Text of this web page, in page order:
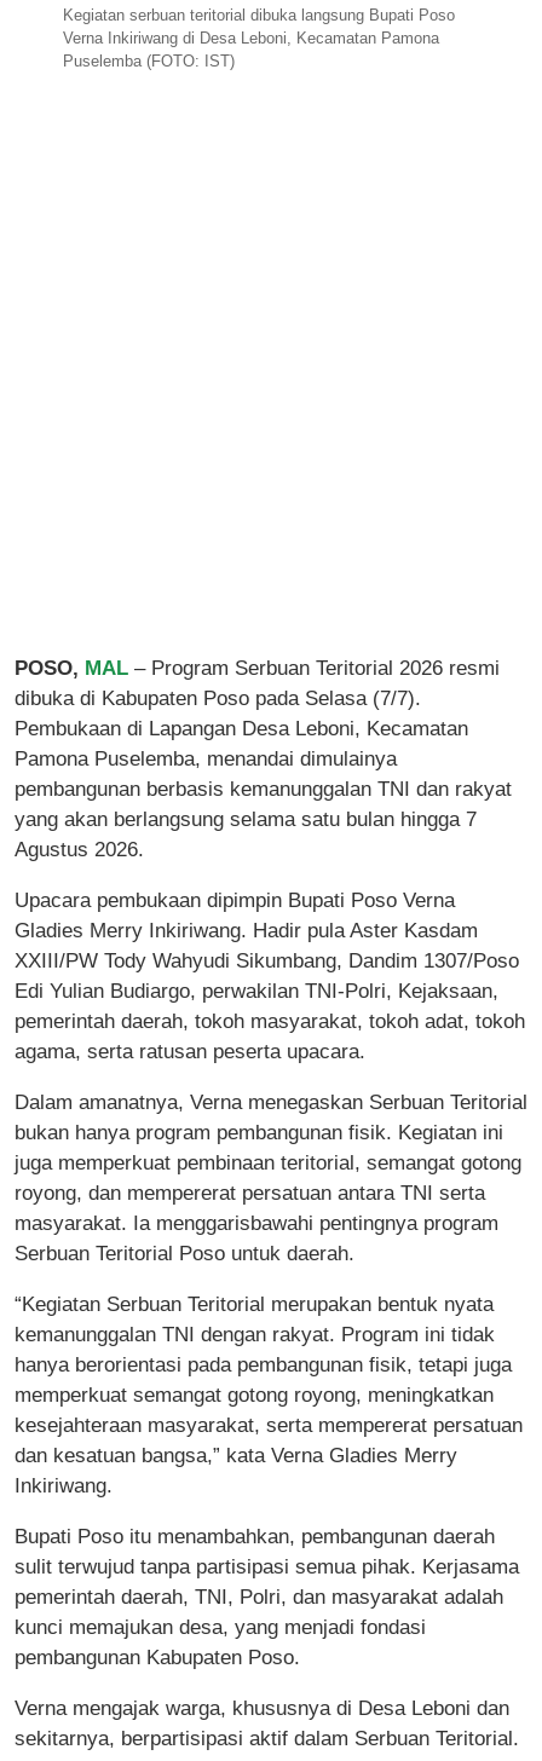
Kegiatan serbuan teritorial dibuka langsung Bupati Poso
Verna Inkiriwang di Desa Leboni, Kecamatan Pamona
Puselemba (FOTO: IST)
POSO, MAL – Program Serbuan Teritorial 2026 resmi
dibuka di Kabupaten Poso pada Selasa (7/7).
Pembukaan di Lapangan Desa Leboni, Kecamatan
Pamona Puselemba, menandai dimulainya
pembangunan berbasis kemanunggalan TNI dan rakyat
yang akan berlangsung selama satu bulan hingga 7
Agustus 2026.
Upacara pembukaan dipimpin Bupati Poso Verna
Gladies Merry Inkiriwang. Hadir pula Aster Kasdam
XXIII/PW Tody Wahyudi Sikumbang, Dandim 1307/Poso
Edi Yulian Budiargo, perwakilan TNI-Polri, Kejaksaan,
pemerintah daerah, tokoh masyarakat, tokoh adat, tokoh
agama, serta ratusan peserta upacara.
Dalam amanatnya, Verna menegaskan Serbuan Teritorial
bukan hanya program pembangunan fisik. Kegiatan ini
juga memperkuat pembinaan teritorial, semangat gotong
royong, dan mempererat persatuan antara TNI serta
masyarakat. Ia menggarisbawahi pentingnya program
Serbuan Teritorial Poso untuk daerah.
“Kegiatan Serbuan Teritorial merupakan bentuk nyata
kemanunggalan TNI dengan rakyat. Program ini tidak
hanya berorientasi pada pembangunan fisik, tetapi juga
memperkuat semangat gotong royong, meningkatkan
kesejahteraan masyarakat, serta mempererat persatuan
dan kesatuan bangsa,” kata Verna Gladies Merry
Inkiriwang.
Bupati Poso itu menambahkan, pembangunan daerah
sulit terwujud tanpa partisipasi semua pihak. Kerjasama
pemerintah daerah, TNI, Polri, dan masyarakat adalah
kunci memajukan desa, yang menjadi fondasi
pembangunan Kabupaten Poso.
Verna mengajak warga, khususnya di Desa Leboni dan
sekitarnya, berpartisipasi aktif dalam Serbuan Teritorial.